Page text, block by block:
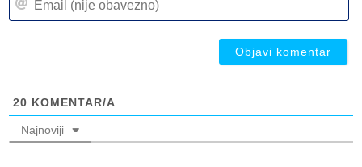
20 KOMENTAR/A
Najnoviji